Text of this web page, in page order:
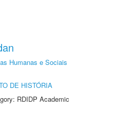
Humanas e Sociais
DE HISTÓRIA
RDIDP Academic